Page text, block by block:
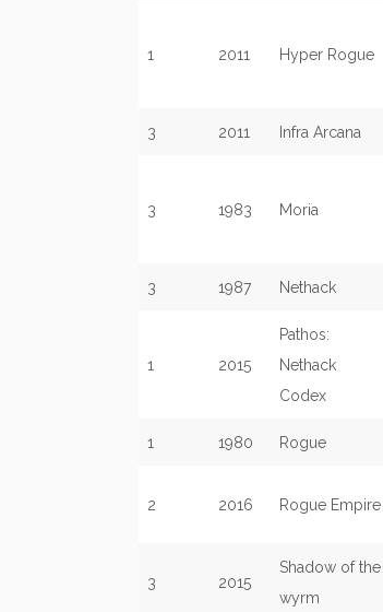
1 2011 Hyper Rogue
3 2011 Infra Arcana
3 1983 Moria
3 1987 Nethack
1 2015
Pathos:
Nethack
Codex
1 1980 Rogue
2 2016 Rogue Empire
3 2015
Shadow of the
wyrm